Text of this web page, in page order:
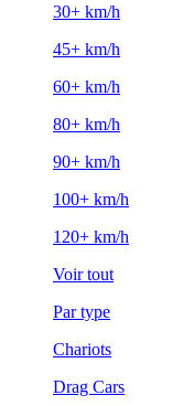
30+ km/h
45+ km/h
60+ km/h
80+ km/h
90+ km/h
100+ km/h
120+ km/h
Voir tout
Par type
Chariots
Drag Cars